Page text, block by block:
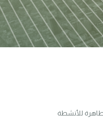
للأنشطة